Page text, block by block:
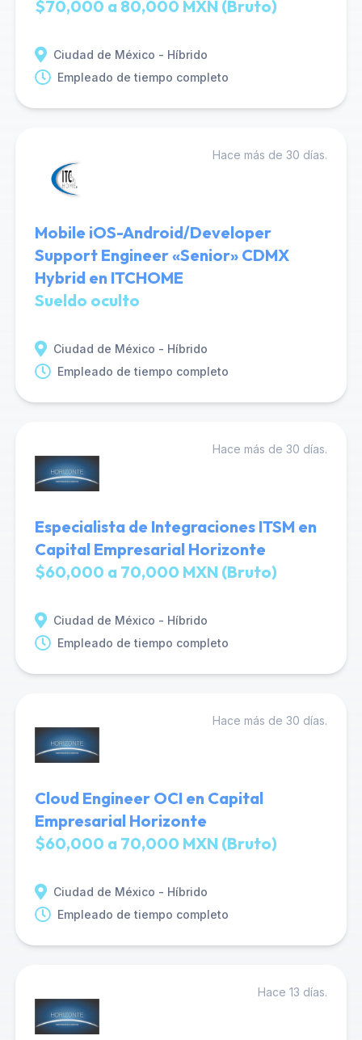
$70,000 a 80,000 MXN (Bruto)
Ciudad de México - Híbrido
Empleado de tiempo completo
Hace más de 30 días.
Mobile iOS-Android/Developer
Support Engineer «Senior» CDMX
Hybrid en ITCHOME
Sueldo oculto
Ciudad de México - Híbrido
Empleado de tiempo completo
Hace más de 30 días.
Especialista de Integraciones ITSM en
Capital Empresarial Horizonte
$60,000 a 70,000 MXN (Bruto)
Ciudad de México - Híbrido
Empleado de tiempo completo
Hace más de 30 días.
Cloud Engineer OCI en Capital
Empresarial Horizonte
$60,000 a 70,000 MXN (Bruto)
Ciudad de México - Híbrido
Empleado de tiempo completo
Hace 13 días.